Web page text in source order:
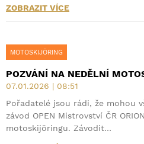
ZOBRAZIT VÍCE
MOTOSKIJÖRING
POZVÁNÍ NA NEDĚLNÍ
07.01.2026 | 08:51
Pořadatelé jsou rádi, že mohou
závod OPEN Mistrovství ČR
motoskijöringu. Závodit…